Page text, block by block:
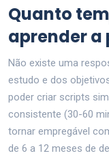
Quanto
aprender a
Não existe uma
estudo e dos
poder criar scripts
consistente (30-60
tornar empregável
de 6 a 12 meses de